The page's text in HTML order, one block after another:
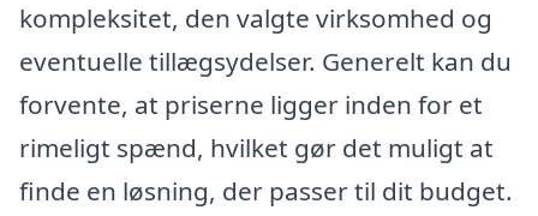
kompleksitet, den valgte virksomhed og
eventuelle tillægsydelser. Generelt kan du
forvente, at priserne ligger inden for et
rimeligt spænd, hvilket gør det muligt at
finde en løsning, der passer til dit budget.